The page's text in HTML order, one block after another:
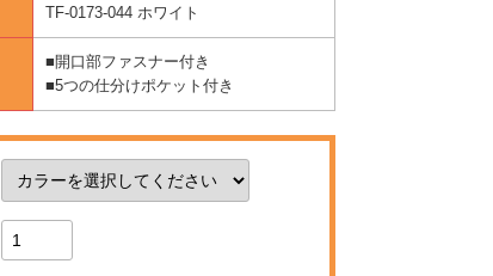
TF-0173-044 ホワイト
■開口部ファスナー付き
■5つの仕分けポケット付き